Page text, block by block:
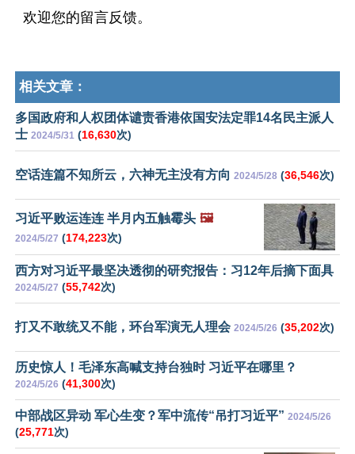
欢迎您的留言反馈。
相关文章：
多国政府和人权团体谴责香港依国安法定罪14名民主派人
士 2024/5/31 (16,630次)
空话连篇不知所云，六神无主没有方向 2024/5/28 (36,546次)
习近平败运连连 半月内五触霉头 🖼️
2024/5/27 (174,223次)
西方对习近平最坚决透彻的研究报告：习12年后摘下面具
2024/5/27 (55,742次)
打又不敢统又不能，环台军演无人理会 2024/5/26 (35,202次)
历史惊人！毛泽东高喊支持台独时 习近平在哪里？
2024/5/26 (41,300次)
中部战区异动 军心生变？军中流传“吊打习近平” 2024/5/26
(25,771次)